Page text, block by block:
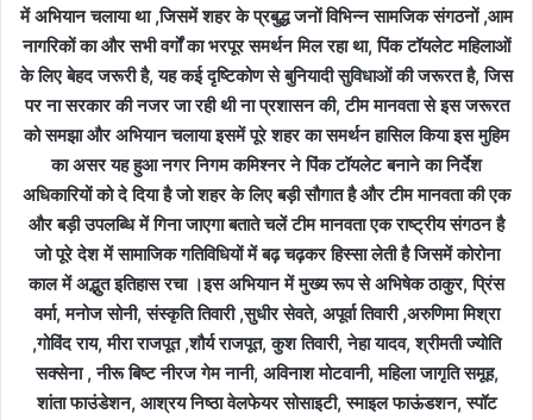
में अभियान चलाया था ,जिसमें शहर के प्रबुद्ध जनों विभिन्न सामजिक संगठनों ,आम
नागरिकों का और सभी वर्गों का भरपूर समर्थन मिल रहा था, पिंक टॉयलेट महिलाओं
के लिए बेहद जरूरी है, यह कई दृष्टिकोण से बुनियादी सुविधाओं की जरूरत है, जिस
पर ना सरकार की नजर जा रही थी ना प्रशासन की, टीम मानवता से इस जरूरत
को समझा और अभियान चलाया इसमें पूरे शहर का समर्थन हासिल किया इस मुहिम
का असर यह हुआ नगर निगम कमिश्नर ने पिंक टॉयलेट बनाने का निर्देश
अधिकारियों को दे दिया है जो शहर के लिए बड़ी सौगात है और टीम मानवता की एक
और बड़ी उपलब्धि में गिना जाएगा बताते चलें टीम मानवता एक राष्ट्रीय संगठन है
जो पूरे देश में सामाजिक गतिविधियों में बढ़ चढ़कर हिस्सा लेती है जिसमें कोरोना
काल में अद्भुत इतिहास रचा ।इस अभियान में मुख्य रूप से अभिषेक ठाकुर, प्रिंस
वर्मा, मनोज सोनी, संस्कृति तिवारी ,सुधीर सेवते, अपूर्वा तिवारी ,अरुणिमा मिश्रा
,गोविंद राय, मीरा राजपूत ,शौर्य राजपूत, कुश तिवारी, नेहा यादव, श्रीमती ज्योति
सक्सेना , नीरू बिष्ट नीरज गेम नानी, अविनाश मोटवानी, महिला जागृति समूह,
शांता फाउंडेशन, आश्रय निष्ठा वेलफेयर सोसाइटी, स्माइल फाऊंडशन, स्पॉट